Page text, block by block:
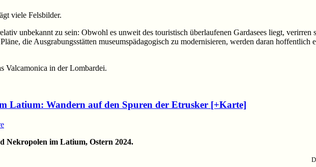
viele Felsbilder.
unbekannt zu sein: Obwohl es unweit des touristisch überlaufenen Gardasees liegt, verirren
die Ausgrabungsstätten museumspädagogisch zu modernisieren, werden daran hoffentlich
Valcamonica in der Lombardei.
Latium: Wandern auf den Spuren der Etrusker [+Karte]
Nekropolen im Latium, Ostern 2024.